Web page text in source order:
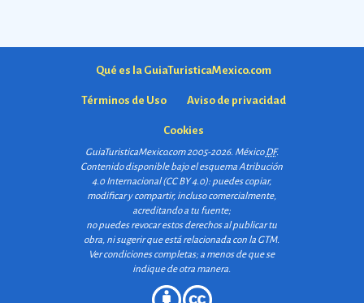
Qué es la GuiaTuristicaMexico.com
Términos de Uso Aviso de privacidad
Cookies
GuiaTuristicaMexico.com 2005-2026. MéxicoDF.
Contenido disponible bajo el esquemaAtribución
4.0 Internacional (CC BY 4.0): puedes copiar,
modificar y compartir, incluso comercialmente,
acreditando a tu fuente;
no puedes revocar estos derechos al publicar tu
obra, ni sugerir que está relacionada con la GTM.
Ver condiciones completas; a menos de que se
indique de otra manera.